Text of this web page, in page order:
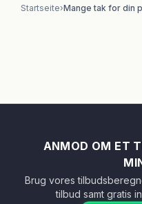
Startseite›Mange tak for din
ANMOD OM ET
Brug vores
tilbud samt gratis